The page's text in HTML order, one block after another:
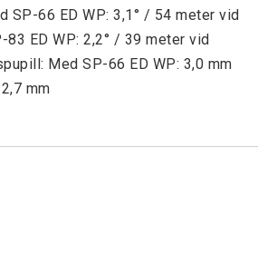
SP-66 ED WP: 3,1° / 54 meter vid
ED WP: 2,2° / 39 meter vid
Med SP-66 ED WP: 3,0 mm
mm